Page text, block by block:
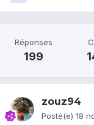
Réponses
199
zouz94
Posté(e) 18